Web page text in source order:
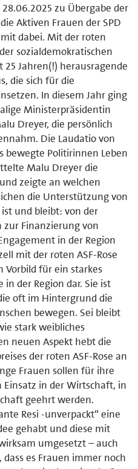
zu Übergabe der
Aktiven Frauen der SPD
dabei. Mit der roten
sozialdemokratischen
Jahren(!) herausragende
die sich für die
In diesem Jahr ging
Ministerpräsidentin
Dreyer, die persönlich
Die Laudatio von
bewegte Politirinnen Leben
Malu Dreyer die
zeigte an welchen
die Unterstützung von
und bleibt: von der
zur Finanzierung von
in der Region
mit der roten ASF-Rose
Vorbild für ein starkes
der Region dar. Sie ist
oft im Hintergrund die
bewegen. Sei bleibt
stark weibliches
neuen Aspekt hebt die
der roten ASF-Rose an
Frauen sollen für ihre
in der Wirtschaft, in
geehrt werden.
Resi -unverpackt“ eine
gehabt und diese mit
umgesetzt – auch
es Frauen immer noch